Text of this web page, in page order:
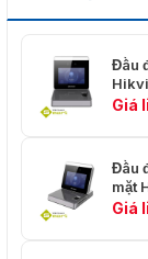
Đầu
Giá
Đầu
mặt
Giá